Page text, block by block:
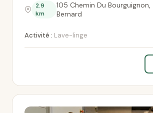
2.9
km
105 Chemin Du
Bernard
Activité : Lave-linge